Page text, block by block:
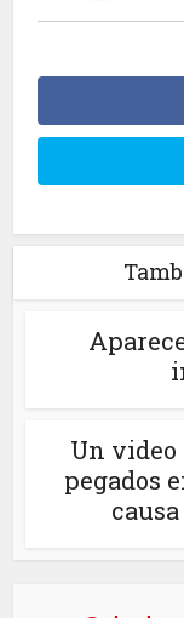
Un video
pegados